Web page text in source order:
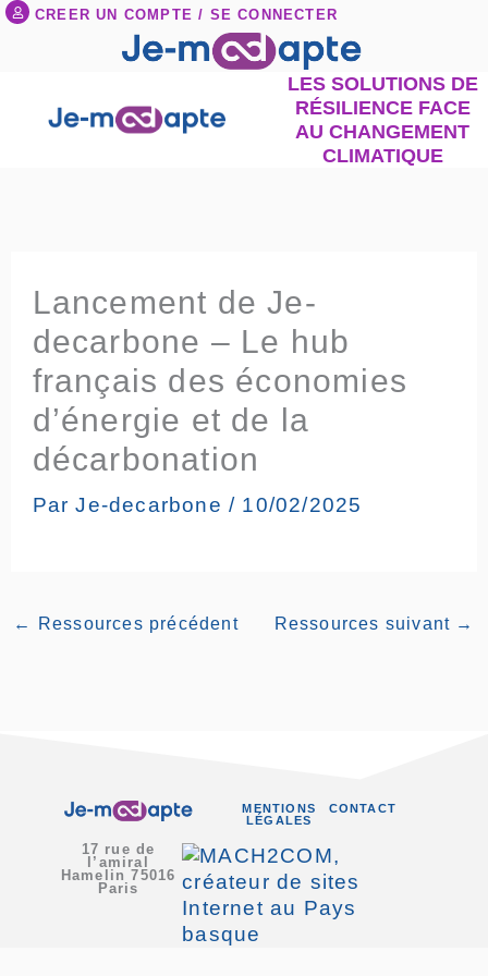
AllerCREER UN COMPTE / SE CONNECTER
LES SOLUTIONS DE
RÉSILIENCE FACE
AU CHANGEMENT
CLIMATIQUE
Lancement de Je-
decarbone – Le hub
français des économies
d’énergie et de la
décarbonation
ParJe-decarbone / 10/02/2025
← Ressources précédent Ressources suivant →
MENTIONS
LÉGALES
CONTACT
17 rue de
l’amiral
Hamelin 75016
Paris